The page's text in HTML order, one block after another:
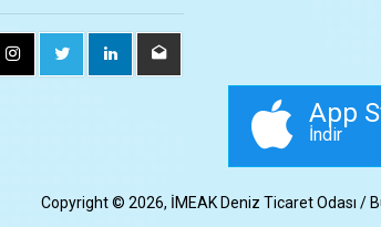
App
İndir
Copyright © 2026, İMEAK Deniz Ticaret Odası /